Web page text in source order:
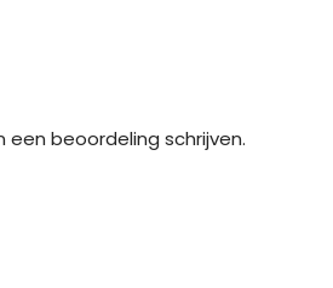
beoordeling schrijven.